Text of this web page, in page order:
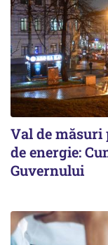
Val de măsuri
de energie:
Guvernului